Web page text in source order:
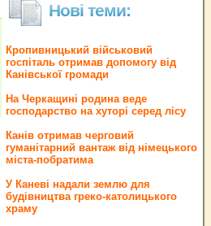
Нові теми:
Кропивницький військовий
госпіталь отримав допомогу від
Канівської громади
На Черкащині родина веде
господарство на хуторі серед лісу
Канів отримав черговий
гуманітарний вантаж від німецького
міста-побратима
У Каневі надали землю для
будівництва греко‐католицького
храму